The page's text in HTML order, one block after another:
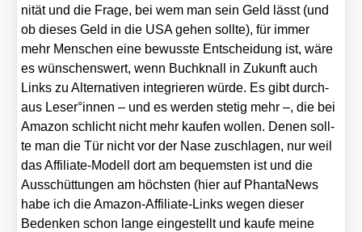
ni­tät und die Fra­ge, bei wem man sein Geld lässt (und
ob die­ses Geld in die USA gehen soll­te), für immer
mehr Men­schen eine bewuss­te Ent­schei­dung ist, wäre
es wün­schens­wert, wenn Buch­knall in Zukunft auch
Links zu Alter­na­ti­ven inte­grie­ren wür­de. Es gibt durch­
aus Leser°innen – und es wer­den ste­tig mehr –, die bei
Ama­zon schlicht nicht mehr kau­fen wol­len. Denen soll­
te man die Tür nicht vor der Nase zuschla­gen, nur weil
das Affi­lia­te-Modell dort am bequems­ten ist und die
Aus­schüt­tun­gen am höchs­ten (hier auf Phan­ta­News
habe ich die Ama­zon-Affi­lia­te-Links wegen die­ser
Beden­ken schon lan­ge ein­ge­stellt und kau­fe mei­ne